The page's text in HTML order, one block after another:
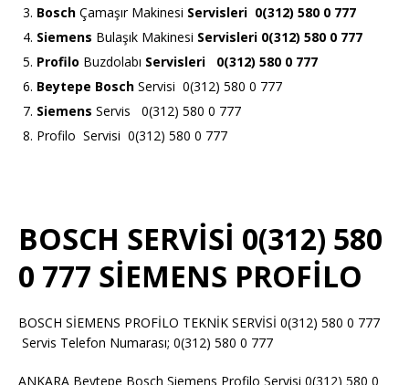
Bosch Çamaşır Makinesi Servisleri 0(312) 580 0 777
Siemens Bulaşık Makinesi Servisleri 0(312) 580 0 777
Profilo Buzdolabı Servisleri 0(312) 580 0 777
Beytepe Bosch Servisi 0(312) 580 0 777
Siemens Servis 0(312) 580 0 777
Profilo Servisi 0(312) 580 0 777
BOSCH SERVİSİ 0(312) 580
0 777 SİEMENS PROFİLO
BOSCH SİEMENS PROFİLO TEKNİK SERVİSİ 0(312) 580 0 777
Servis Telefon Numarası; 0(312) 580 0 777
ANKARA Beytepe Bosch Siemens Profilo Servisi 0(312) 580 0